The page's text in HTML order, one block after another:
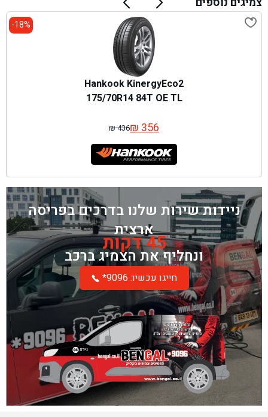
18%-
Hankook KinergyEco2
175/70R14 84T OE TL
₪436
המחיר
המקורי
היה:
₪ 436.
₪356 המחיר
הנוכחי
הוא:
₪ 356.
ניידות שירות שלנו בדרכים בפריסה
ארצית
45 דקות
ונחליף את הצמיג ברכב
*חייגו עכשיו: 9096